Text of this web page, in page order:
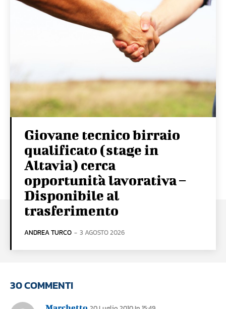
Giovane tecnico birraio
qualificato (stage in
Altavia) cerca
opportunità lavorativa –
Disponibile al
trasferimento
ANDREA TURCO - 3 AGOSTO 2026
30 COMMENTI